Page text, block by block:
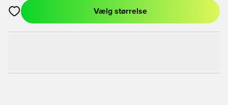
Åbner en Modal til at logge ind eller tilmelde dig som medlem
Vælg størrelse